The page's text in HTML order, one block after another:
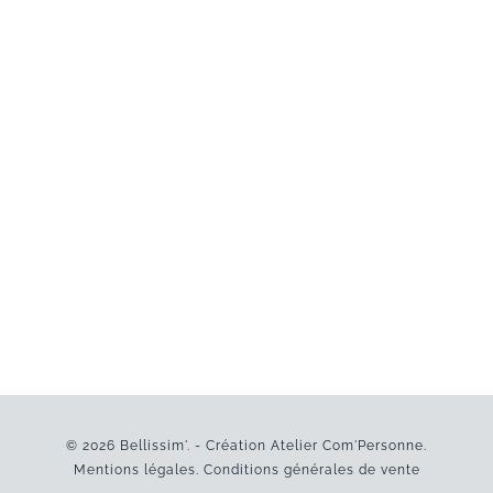
© 2026 Bellissim'. - Création Atelier Com'Personne.
Mentions légales. Conditions générales de vente